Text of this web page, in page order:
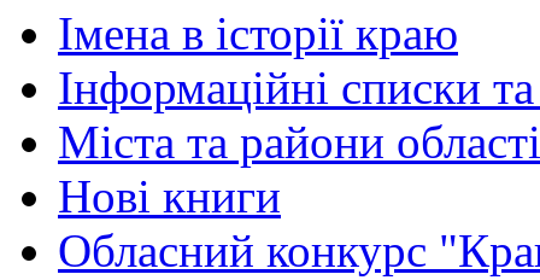
Імена в історії краю
Інформаційні списки
Міста та райони області
Нові книги
Обласний конкурс